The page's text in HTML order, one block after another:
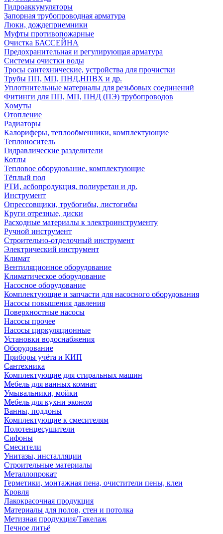
Гидроаккумуляторы
Запорная трубопроводная арматура
Люки, дождеприемники
Муфты противопожарные
Очистка БАССЕЙНА
Предохранительная и регулирующая арматура
Системы очистки воды
Тросы сантехнические, устройства для прочистки
Трубы ПП, МП, ПНД,НПВХ и др.
Уплотнительные материалы для резьбовых соединений
Фитинги для ПП, МП, ПНД (ПЭ) трубопроводов
Хомуты
Отопление
Радиаторы
Калориферы, теплообменники, комплектующие
Теплоноситель
Гидравлические разделители
Котлы
Тепловое оборудование, комплектующие
Тёплый пол
РТИ, асбопродукция, полиуретан и др.
Инструмент
Опрессовщики, трубогибы, листогибы
Круги отрезные, диски
Расходные материалы к электроинструменту
Ручной инструмент
Строительно-отделочный инструмент
Электрический инструмент
Климат
Вентиляционное оборудование
Климатическое оборудование
Насосное оборудование
Комплектующие и запчасти для насосного оборудования
Насосы повышения давления
Поверхностные насосы
Насосы прочее
Насосы циркуляционные
Установки водоснабжения
Оборудование
Приборы учёта и КИП
Сантехника
Комплектующие для стиральных машин
Мебель для ванных комнат
Умывальники, мойки
Мебель для кухни эконом
Ванны, поддоны
Комплектующие к смесителям
Полотенцесушители
Сифоны
Смесители
Унитазы, инсталляции
Строительные материалы
Металлопрокат
Герметики, монтажная пена, очистители пены, клеи
Кровля
Лакокрасочная продукция
Материалы для полов, стен и потолка
Метизная продукция/Такелаж
Печное литьё